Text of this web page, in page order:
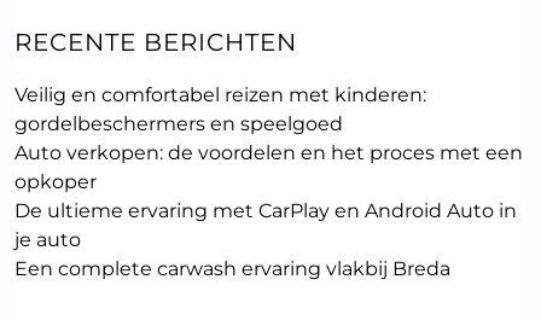
RECENTE BERICHTEN
Veilig en comfortabel reizen met kinderen:
gordelbeschermers en speelgoed
Auto verkopen: de voordelen en het proces met een
opkoper
De ultieme ervaring met CarPlay en Android Auto in
je auto
Een complete carwash ervaring vlakbij Breda